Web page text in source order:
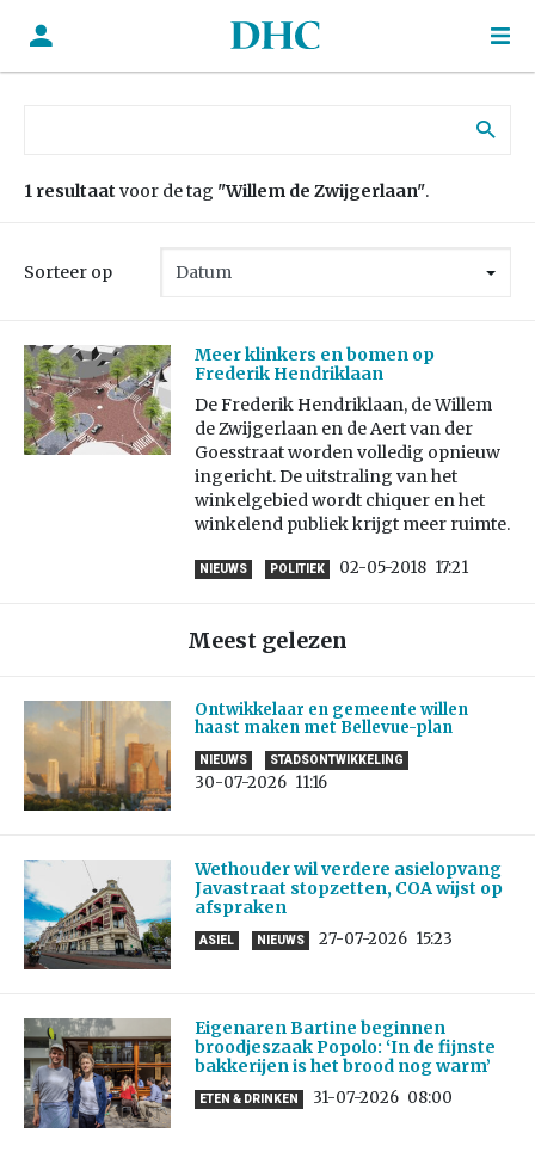
1 resultaat voor de tag "Willem de Zwijgerlaan".
Sorteer op
Meer klinkers en bomen op
Frederik Hendriklaan
De Frederik Hendriklaan, de Willem
de Zwijgerlaan en de Aert van der
Goesstraat worden volledig opnieuw
ingericht. De uitstraling van het
winkelgebied wordt chiquer en het
winkelend publiek krijgt meer ruimte.
NIEUWS POLITIEK 02-05-2018 17:21
Meest gelezen
Ontwikkelaar en gemeente willen
haast maken met Bellevue-plan
NIEUWS STADSONTWIKKELING
30-07-2026 11:16
Wethouder wil verdere asielopvang
Javastraat stopzetten, COA wijst op
afspraken
ASIEL NIEUWS 27-07-2026 15:23
Eigenaren Bartine beginnen
broodjeszaak Popolo: ‘In de fijnste
bakkerijen is het brood nog warm’
ETEN & DRINKEN 31-07-2026 08:00